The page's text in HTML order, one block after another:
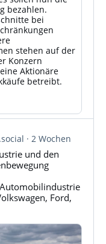
bezahlen.
bei
stehen auf der
Konzern
Aktionäre
betreibt.
2 Wochen
und den
Ford,